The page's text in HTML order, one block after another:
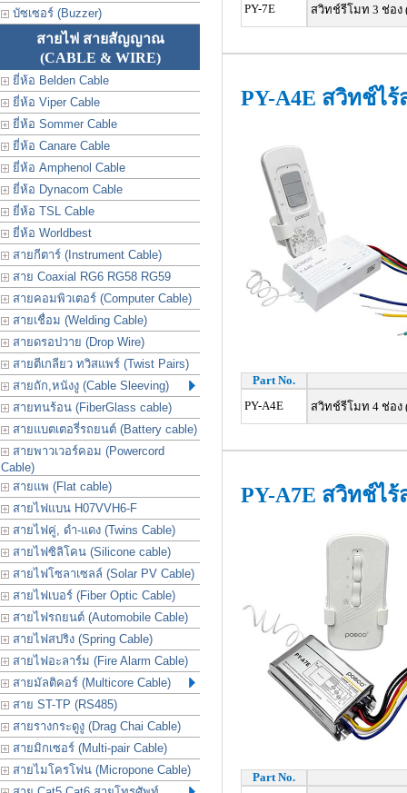
บัซเซอร์ (Buzzer)
สายไฟ สายสัญญาณ
(CABLE & WIRE)
ยี่ห้อ Belden Cable
ยี่ห้อ Viper Cable
ยี่ห้อ Sommer Cable
ยี่ห้อ Canare Cable
ยี่ห้อ Amphenol Cable
ยี่ห้อ Dynacom Cable
ยี่ห้อ TSL Cable
ยี่ห้อ Worldbest
สายกีตาร์ (Instrument Cable)
สาย Coaxial RG6 RG58 RG59
สายคอมพิวเตอร์ (Computer Cable)
สายเชื่อม (Welding Cable)
สายดรอปวาย (Drop Wire)
สายตีเกลียว ทวิสแพร์ (Twist Pairs)
สายถัก,หนังงู (Cable Sleeving)
สายทนร้อน (FiberGlass cable)
สายแบตเตอรี่รถยนต์ (Battery cable)
สายพาวเวอร์คอม (Powercord
Cable)
สายแพ (Flat cable)
สายไฟแบน H07VVH6-F
สายไฟคู่, ดำ-แดง (Twins Cable)
สายไฟซิลิโคน (Silicone cable)
สายไฟโซลาเซลล์ (Solar PV Cable)
สายไฟเบอร์ (Fiber Optic Cable)
สายไฟรถยนต์ (Automobile Cable)
สายไฟสปริง (Spring Cable)
สายไฟอะลาร์ม (Fire Alarm Cable)
สายมัลติคอร์ (Multicore Cable)
สาย ST-TP (RS485)
สายรางกระดูงู (Drag Chai Cable)
สายมิกเซอร์ (Multi-pair Cable)
สายไมโครโฟน (Micropone Cable)
PY-7E
สวิทช์รีโมท 3 ช่อง
PY-A4E สวิทช์ไ
Part No.
PY-A4E
สวิทช์รีโมท 4 ช่อง
PY-A7E สวิทช์ไ
Part No.